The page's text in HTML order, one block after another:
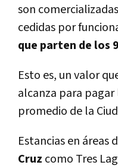
son
cedidas por
que parten de los
Esto es, un valor
alcanza para
promedio de la
Estancias en áreas
Cruz como Tres